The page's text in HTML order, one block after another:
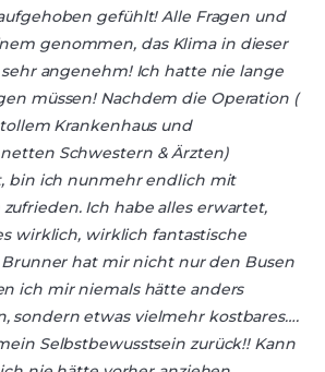
gefühlt! Alle Fragen und
genommen, das Klima in dieser
sehr angenehm! Ich hatte nie lange
müssen! Nachdem die Operation (
Krankenhaus und
Schwestern & Ärzten)
bin ich nunmehr endlich mit
Ich habe alles erwartet,
wirklich, wirklich fantastische
Brunner hat mir nicht nur den Busen
ich mir niemals hätte anders
sondern etwas vielmehr kostbares….
Selbstbewusstsein zurück!! Kann